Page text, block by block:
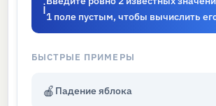
ℹ1 поле пустым, чтобы вычислить
БЫСТРЫЕ ПРИМЕРЫ
🍎 Падение яблока